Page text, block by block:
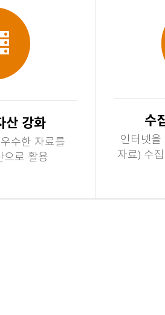
산 강화
수한 자료를
으로 활용
수
인터넷
자료) 수